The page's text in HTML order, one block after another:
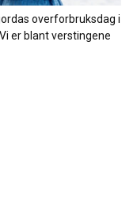
overforbruksdag i
er blant verstingene